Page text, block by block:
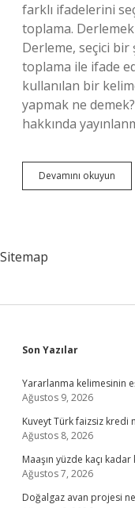
farklı ifadelerini
toplama.
Derleme, seçici
toplama ile ifade
kullanılan bir
yapmak ne
hakkında
Devamını okuyun
Nedir
Sitemap
Sidebar
Son Yazılar
Yararlanma kelimesinin
Ağustos 9, 2026
Kuveyt Türk faizsiz kredi
Ağustos 8, 2026
Maaşın yüzde kaçı
Ağustos 7, 2026
Doğalgaz avan projesi